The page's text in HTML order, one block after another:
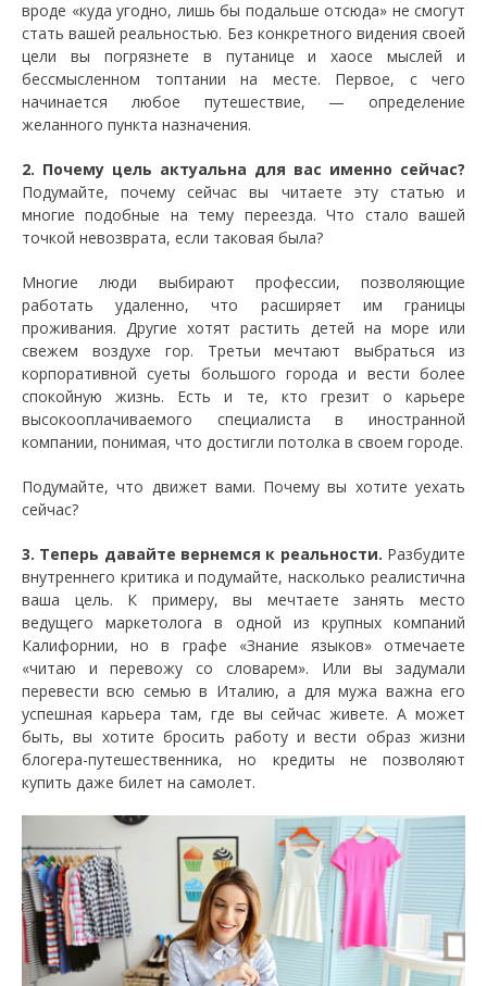
вроде «куда угодно, лишь бы подальше отсюда» не смогут
стать вашей реальностью. Без конкретного видения своей
цели вы погрязнете в путанице и хаосе мыслей и
бессмысленном топтании на месте. Первое, с чего
начинается любое путешествие, — определение
желанного пункта назначения.
2. Почему цель актуальна для вас именно сейчас?
Подумайте, почему сейчас вы читаете эту статью и
многие подобные на тему переезда. Что стало вашей
точкой невозврата, если таковая была?
Многие люди выбирают профессии, позволяющие
работать удаленно, что расширяет им границы
проживания. Другие хотят растить детей на море или
свежем воздухе гор. Третьи мечтают выбраться из
корпоративной суеты большого города и вести более
спокойную жизнь. Есть и те, кто грезит о карьере
высокооплачиваемого специалиста в иностранной
компании, понимая, что достигли потолка в своем городе.
Подумайте, что движет вами. Почему вы хотите уехать
сейчас?
3. Теперь давайте вернемся к реальности. Разбудите
внутреннего критика и подумайте, насколько реалистична
ваша цель. К примеру, вы мечтаете занять место
ведущего маркетолога в одной из крупных компаний
Калифорнии, но в графе «Знание языков» отмечаете
«читаю и перевожу со словарем». Или вы задумали
перевести всю семью в Италию, а для мужа важна его
успешная карьера там, где вы сейчас живете. А может
быть, вы хотите бросить работу и вести образ жизни
блогера-путешественника, но кредиты не позволяют
купить даже билет на самолет.